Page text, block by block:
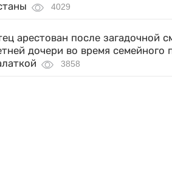
4029
арестован после загадочной
дочери во время семейного
3858